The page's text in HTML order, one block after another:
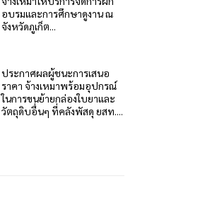
อบรมและการศึกษาดูงาน ณ
จังหวัดภูเก็ต...
ประกาศผลผู้ชนะการเสนอ
ราคา จ้างเหมาพร้อมอุปกรณ์
ในการขนย้ายกล่องใบยาและ
วัตถุดิบอื่นๆ ที่คลังพัสดุ ยสท....